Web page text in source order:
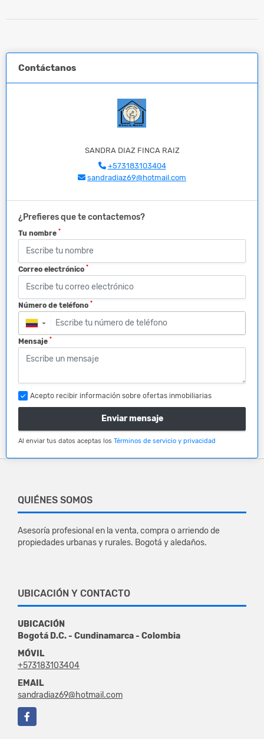
Contáctanos
SANDRA DIAZ FINCA RAIZ
+573183103404
sandradiaz69@hotmail.com
¿Prefieres que te contactemos?
Tu nombre *
Correo electrónico *
Número de teléfono *
▼
Mensaje *
Acepto recibir información sobre ofertas inmobiliarias
Enviar mensaje
Al enviar tus datos aceptas los Términos de servicio y privacidad
QUIÉNES SOMOS
Asesoría profesional en la venta, compra o arriendo de
propiedades urbanas y rurales. Bogotá y aledaños.
UBICACIÓN Y CONTACTO
UBICACIÓN
Bogotá D.C. - Cundinamarca - Colombia
MÓVIL
+573183103404
EMAIL
sandradiaz69@hotmail.com
Facebook